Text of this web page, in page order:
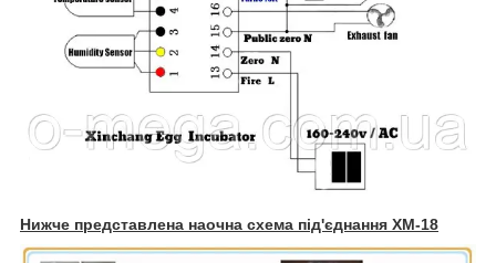
Нижче представлена наочна схема під'єднання XM-18